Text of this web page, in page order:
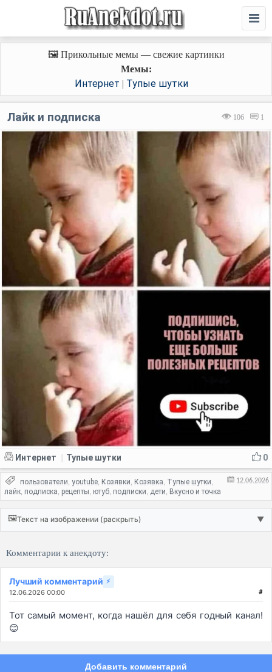
🖼️ Прикольные мемы — свежие картинки
Мемы:
Интернет | Тупые шутки
106 1
Лайк и подписка
0
Интернет Тупые шутки
12.06.2026
пользователи, youtube, Козявки, Козявка, Тупые шутки,
лайк, подписка, рецепты, ютуб, подписки, дети, Вкусно и точка
🖼️Текст на изображении (раскрыть) ▼
Комментарии к анекдоту:
Лучший комментарий ⚡
12.06.2026 00:00 #
Тот самый момент, когда нашёл для себя годный канал!
😊
Добавить комментарий